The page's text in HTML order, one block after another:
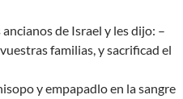
de Israel y les dijo: –
familias, y sacrificad el
y empapadlo en la sangre